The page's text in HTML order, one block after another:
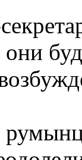
они